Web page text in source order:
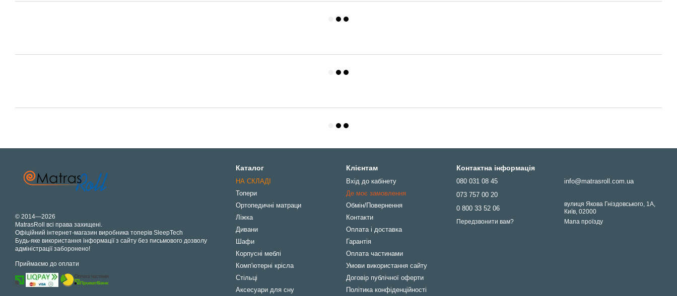
© 2014—2026
MatrasRoll всі права захищені.
Офіційний інтернет-магазин виробника топерів SleepTech
Будь-яке використання інформації з сайту без письмового дозволу
адміністрації заборонено!
Приймаємо до оплати
Каталог
НА СКЛАДІ
Топери
Ортопедичні матраци
Ліжка
Дивани
Шафи
Корпусні меблі
Комп'ютерні крісла
Стільці
Аксесуари для сну
Клієнтам
Вхід до кабінету
Де моє замовлення
Обмін/Повернення
Контакти
Оплата і доставка
Гарантія
Оплата частинами
Умови використання сайту
Договір публічної оферти
Політика конфіденційності
Контактна інформація
080 031 08 45
073 757 00 20
0 800 33 52 06
Передзвонити вам?
info@matrasroll.com.ua
вулиця Якова Гніздовського, 1А,
Київ, 02000
Мапа проїзду